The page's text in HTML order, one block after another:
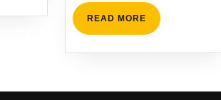
READ MORE READ
MORE